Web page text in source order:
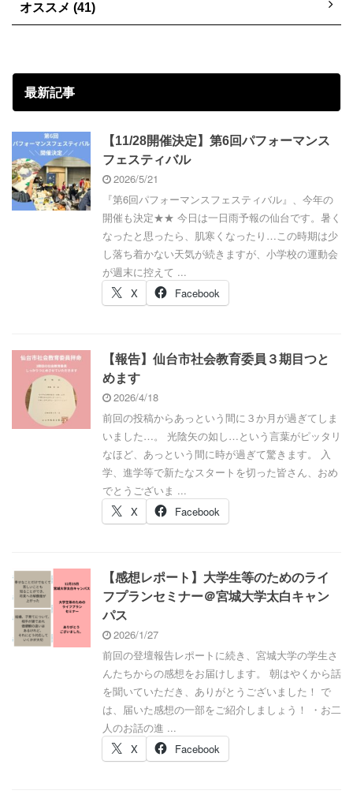
オススメ (41)
最新記事
【11/28開催決定】第6回パフォーマンス
フェスティバル
2026/5/21
『第6回パフォーマンスフェスティバル』、今年の
開催も決定★★ 今日は一日雨予報の仙台です。暑く
なったと思ったら、肌寒くなったり…この時期は少
し落ち着かない天気が続きますが、小学校の運動会
が週末に控えて ...
X
Facebook
【報告】仙台市社会教育委員３期目つと
めます
2026/4/18
前回の投稿からあっという間に３か月が過ぎてしま
いました…。 光陰矢の如し…という言葉がピッタリ
なほど、あっという間に時が過ぎて驚きます。 入
学、進学等で新たなスタートを切った皆さん、おめ
でとうございま ...
X
Facebook
【感想レポート】大学生等のためのライ
フプランセミナー＠宮城大学太白キャン
パス
2026/1/27
前回の登壇報告レポートに続き、宮城大学の学生さ
んたちからの感想をお届けします。 朝はやくから話
を聞いていただき、ありがとうございました！ で
は、届いた感想の一部をご紹介しましょう！ ・お二
人のお話の進 ...
X
Facebook